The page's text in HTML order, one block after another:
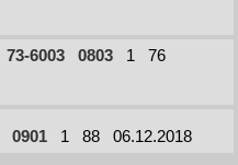
73-6003 0803 1
76
0901 1 88 06.12.2018